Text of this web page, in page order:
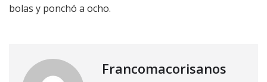
bolas y ponchó a ocho.
Francomacorisanos